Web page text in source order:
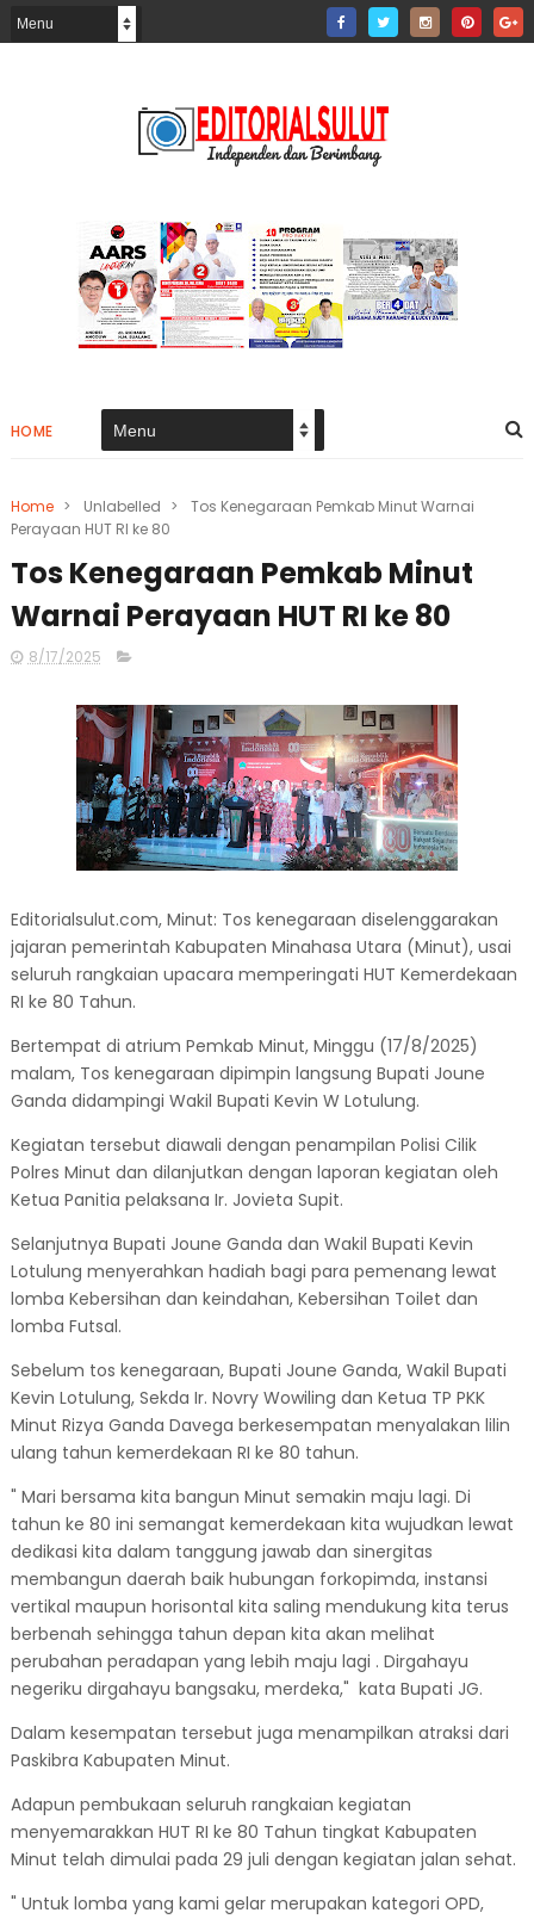
HOME
Home > Unlabelled >
Tos Kenegaraan Pemkab Minut Warnai
Perayaan HUT RI ke 80
Tos Kenegaraan Pemkab Minut
Warnai Perayaan HUT RI ke 80
8/17/2025
Editorialsulut.com, Minut: Tos kenegaraan diselenggarakan
jajaran pemerintah Kabupaten Minahasa Utara (Minut), usai
seluruh rangkaian upacara memperingati HUT Kemerdekaan
RI ke 80 Tahun.
Bertempat di atrium Pemkab Minut, Minggu (17/8/2025)
malam, Tos kenegaraan dipimpin langsung Bupati Joune
Ganda didampingi Wakil Bupati Kevin W Lotulung.
Kegiatan tersebut diawali dengan penampilan Polisi Cilik
Polres Minut dan dilanjutkan dengan laporan kegiatan oleh
Ketua Panitia pelaksana Ir. Jovieta Supit.
Selanjutnya Bupati Joune Ganda dan Wakil Bupati Kevin
Lotulung menyerahkan hadiah bagi para pemenang lewat
lomba Kebersihan dan keindahan, Kebersihan Toilet dan
lomba Futsal.
Sebelum tos kenegaraan, Bupati Joune Ganda, Wakil Bupati
Kevin Lotulung, Sekda Ir. Novry Wowiling dan Ketua TP PKK
Minut Rizya Ganda Davega berkesempatan menyalakan lilin
ulang tahun kemerdekaan RI ke 80 tahun.
" Mari bersama kita bangun Minut semakin maju lagi. Di
tahun ke 80 ini semangat kemerdekaan kita wujudkan lewat
dedikasi kita dalam tanggung jawab dan sinergitas
membangun daerah baik hubungan forkopimda, instansi
vertikal maupun horisontal kita saling mendukung kita terus
berbenah sehingga tahun depan kita akan melihat
perubahan peradapan yang lebih maju lagi . Dirgahayu
negeriku dirgahayu bangsaku, merdeka," kata Bupati JG.
Dalam kesempatan tersebut juga menampilkan atraksi dari
Paskibra Kabupaten Minut.
Adapun pembukaan seluruh rangkaian kegiatan
menyemarakkan HUT RI ke 80 Tahun tingkat Kabupaten
Minut telah dimulai pada 29 juli dengan kegiatan jalan sehat.
" Untuk lomba yang kami gelar merupakan kategori OPD,